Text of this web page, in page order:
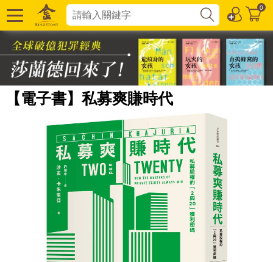
0
【電子書】私募爽賺時代